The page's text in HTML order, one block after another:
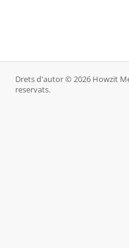
Drets d'autor © 2026 Howzit
reservats.